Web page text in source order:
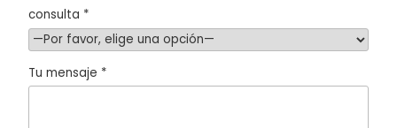
consulta *
Tu mensaje *